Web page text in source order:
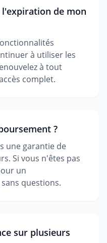
l'expiration de mon
à utiliser les
à tout
complet.
?
une garantie de
Si vous n'êtes pas
un
questions.
sur plusieurs